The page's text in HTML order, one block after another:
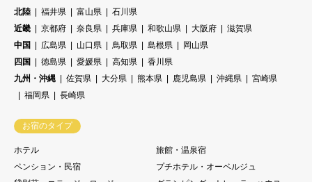
北陸 福井県 富山県
石川県
近畿
京都府 奈良県 兵庫県 和歌山県 大阪府
滋賀県
中国
広島県 山口県 鳥取県 島根県
岡山県
四国
徳島県 愛媛県 高知県
香川県
九州・沖縄
佐賀県 大分県 熊本県 鹿児島県 沖縄県
宮崎県
福岡県
長崎県
お宿のタイプ
ホテル
旅館・温泉宿
ペンション・民宿
プチホテル・オーベルジュ